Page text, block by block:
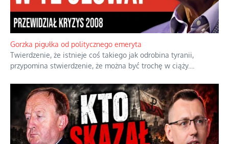
Boskie przestrogi na trudne czasy. Maryjna alternatywa dla
cyfrowego świata
Święte orędzia w cieniu smartfonów....